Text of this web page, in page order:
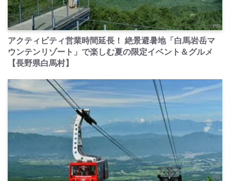
PR
アクティビティ営業時間延長！ 絶景避暑地「白馬岩岳マ
ウンテンリゾート」で楽しむ夏の限定イベント＆グルメ
【長野県白馬村】
PR